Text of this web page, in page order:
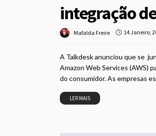
integração
Mafalda Freire 14 Janeiro,
A Talkdesk anunciou que se
Amazon Web Services (AWS)
do consumidor. As empresas
LER MAIS